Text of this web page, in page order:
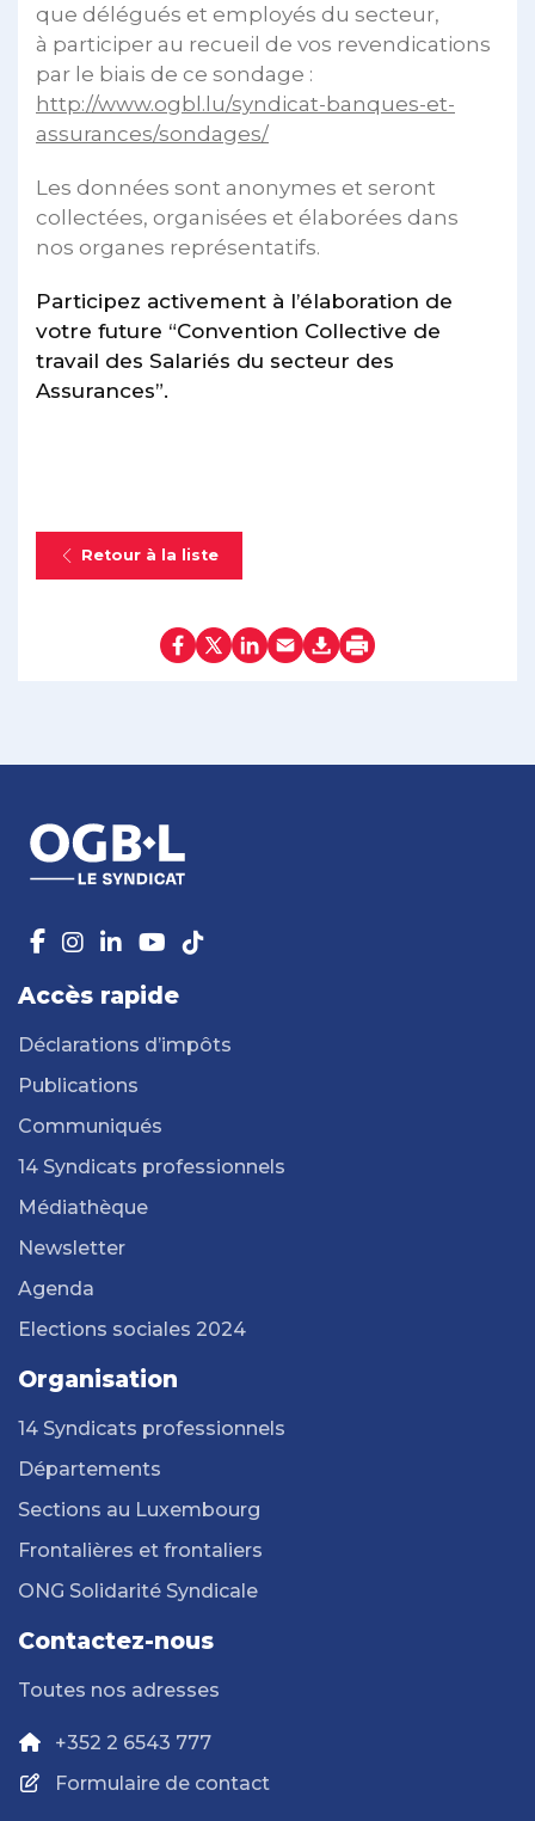
que délégués et employés du secteur,
à participer au recueil de vos revendications
par le biais de ce sondage :
http://www.ogbl.lu/syndicat-banques-et-
assurances/sondages/
Les données sont anonymes et seront
collectées, organisées et élaborées dans
nos organes représentatifs.
Participez activement à l’élaboration de
votre future “Convention Collective de
travail des Salariés du secteur des
Assurances”.
Retour à la liste
Accès rapide
Déclarations d’impôts
Publications
Communiqués
14 Syndicats professionnels
Médiathèque
Newsletter
Agenda
Elections sociales 2024
Organisation
14 Syndicats professionnels
Départements
Sections au Luxembourg
Frontalières et frontaliers
ONG Solidarité Syndicale
Contactez-nous
Toutes nos adresses
+352 2 6543 777
Formulaire de contact